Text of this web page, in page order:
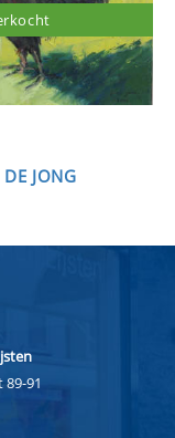
JONG
91